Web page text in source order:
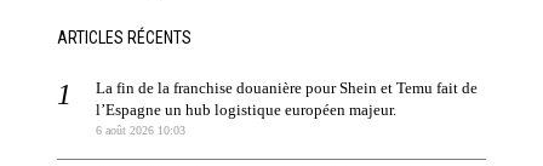
ARTICLES RÉCENTS
La fin de la franchise douanière pour Shein et Temu fait de
l’Espagne un hub logistique européen majeur.
6 août 2026 10:03